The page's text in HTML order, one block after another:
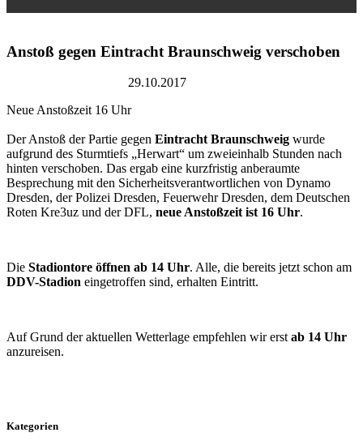
Anstoß gegen Eintracht Braunschweig verschoben
29.10.2017
Neue Anstoßzeit 16 Uhr
Der Anstoß der Partie gegen Eintracht Braunschweig wurde
aufgrund des Sturmtiefs „Herwart“ um zweieinhalb Stunden nach
hinten verschoben. Das ergab eine kurzfristig anberaumte
Besprechung mit den Sicherheitsverantwortlichen von Dynamo
Dresden, der Polizei Dresden, Feuerwehr Dresden, dem Deutschen
Roten Kre3uz und der DFL, neue Anstoßzeit ist 16 Uhr.
Die Stadiontore öffnen ab 14 Uhr. Alle, die bereits jetzt schon am
DDV-Stadion eingetroffen sind, erhalten Eintritt.
Auf Grund der aktuellen Wetterlage empfehlen wir erstab 14 Uhr
anzureisen.
Kategorien